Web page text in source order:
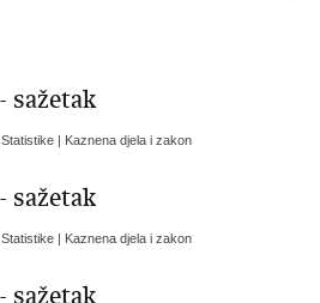
sažetak
| Kaznena djela i zakon
sažetak
| Kaznena djela i zakon
sažetak